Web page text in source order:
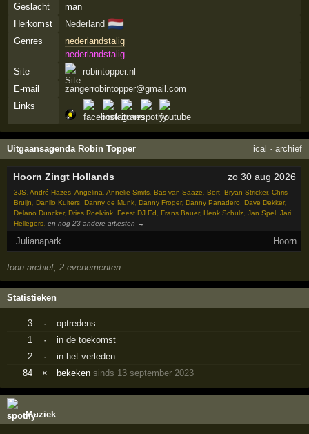
Geslacht
man
Herkomst
Nederland 🇳🇱
Genres
nederlandstalig
nederlandstalig
Site
robintopper.nl
E-mail
zangerrobintopper@gmail.com
Links
Uitgaansagenda Robin Topper ical · archief
Hoorn Zingt Hollands zo 30 aug 2026
3JS ,André Hazes ,Angelina ,Annelie Smits ,Bas van Saaze ,Bert ,Bryan Stricker,Chris
Bruijn
,Danilo Kuiters ,Danny de Munk ,Danny Froger,Danny Panadero ,Dave Dekker,
Delano Duncker,Dries Roelvink ,Feest DJ Ed ,Frans Bauer,Henk Schulz ,Jan Spel ,Jari
Hellegers ,en nog 23 andere artiesten →
Julianapark Hoorn
toon archief, 2 evenementen
Statistieken
3 ·
optredens
1
·
in de toekomst
2
·
in het verleden
84
× bekekensinds 13 september 2023
Muziek